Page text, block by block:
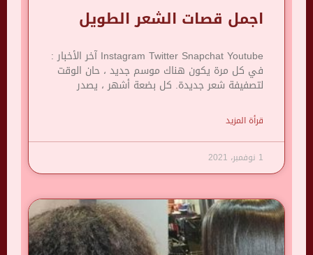
اجمل قصات الشعر الطويل
Instagram Twitter Snapchat Youtube آخر الأخبار :
في كل مرة يكون هناك موسم جديد ، حان الوقت
لتصفيفة شعر جديدة. كل بضعة أشهر ، يصدر
قرأة المزيد
1 نوفمبر، 2021